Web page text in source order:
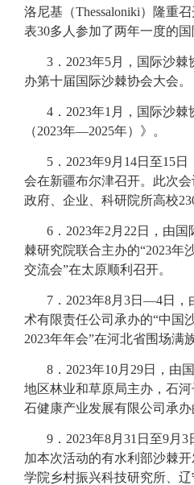
洛尼基（Thessaloniki）隆重
表30多人参加了两年一度的国
3． 2023年5月，国际沙
办第十届国际沙棘协会大会。
4． 2023年1月，国际沙
（2023年—2025年）》。
5． 2023年9月14日至15
会在新疆布尔津召开。此次
政府、企业、科研院所高校
6． 2023年2月22日，由
棘研究院联合主办的“2023年
交流会”在太原顺利召开。
7． 2023年8月3日—4日，
术有限责任公司承办的“中国
2023年年会”在河北省围场满
8． 2023年10月29日，由
地区林业和草原局主办，石
石健康产业发展有限公司承
9． 2023年8月31日至9月
加本次活动的有水利部沙棘
学院乡村振兴科技研究所、